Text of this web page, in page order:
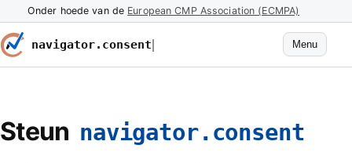
Onder hoede van de European CMP Association (ECMPA)
navigator.consent Menu
Steun navigator.consent